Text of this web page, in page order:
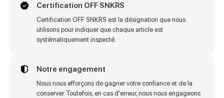
Certification OFF SNKRS
Certification OFF SNKRS est la désignation que nous
utilisons pour indiquer que chaque article est
systématiquement inspecté.
Notre engagement
Nous nous efforçons de gagner votre confiance et de la
conserver. Toutefois, en cas d'erreur, nous nous engageons